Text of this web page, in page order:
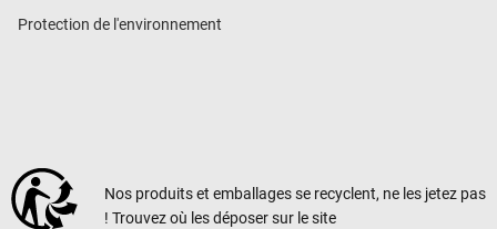
Protection de l'environnement
Nos produits et emballages se recyclent, ne les jetez pas
! Trouvez où les déposer sur le site